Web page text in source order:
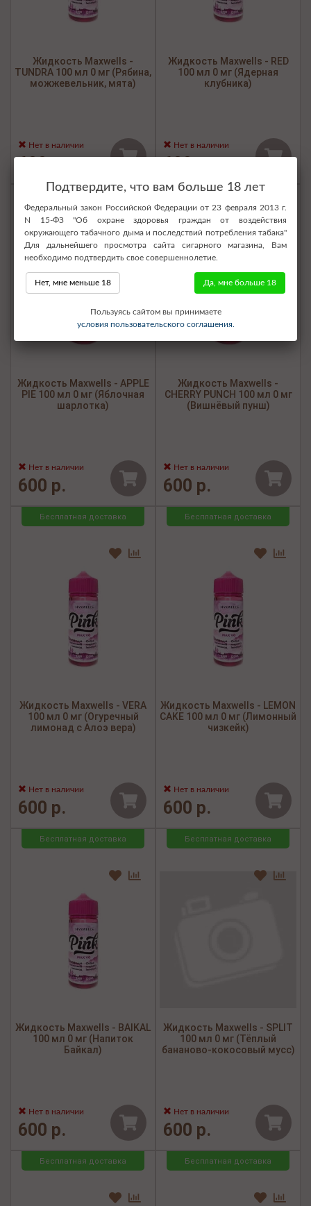
Жидкость Maxwells -
TUNDRA 100 мл 0 мг (Рябина,
можжевельник, мята)
Нет в наличии
600 р.
Жидкость Maxwells - RED
100 мл 0 мг (Ядерная
клубника)
Нет в наличии
600 р.
Бесплатная доставка
Жидкость Maxwells - APPLE
PIE 100 мл 0 мг (Яблочная
шарлотка)
Нет в наличии
600 р.
Жидкость Maxwells -
CHERRY PUNCH 100 мл 0 мг
(Вишнёвый пунш)
Нет в наличии
600 р.
Бесплатная доставка
Жидкость Maxwells - VERA
100 мл 0 мг (Огуречный
лимонад с Алоэ вера)
Нет в наличии
600 р.
Бесплатная доставка
Жидкость Maxwells - LEMON
CAKE 100 мл 0 мг (Лимонный
чизкейк)
Нет в наличии
600 р.
Бесплатная доставка
Жидкость Maxwells - BAIKAL
100 мл 0 мг (Напиток
Байкал)
Нет в наличии
600 р.
Бесплатная доставка
Жидкость Maxwells - SPLIT
100 мл 0 мг (Тёплый
бананово-кокосовый мусс)
Нет в наличии
600 р.
Бесплатная доставка Бесплатная доставка
Подтвердите, что вам больше 18 лет
Федеральный закон Российской Федерации от 23 февраля 2013 г.
N 15-ФЗ "Об охране здоровья граждан от воздействия
окружающего табачного дыма и последствий потребления табака"
Для дальнейшего просмотра сайта сигарного магазина, Вам
необходимо подтвердить свое совершеннолетие.
Нет, мне меньше 18 Да, мне больше 18
Пользуясь сайтом вы принимаете
условия пользовательского соглашения.